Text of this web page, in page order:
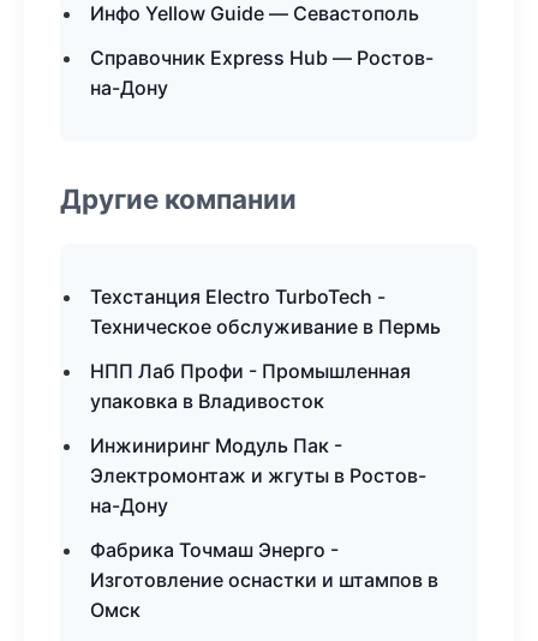
Инфо Yellow Guide — Севастополь
Справочник Express Hub — Ростов-
на-Дону
Другие компании
Техстанция Electro TurboTech -
Техническое обслуживание в Пермь
НПП Лаб Профи - Промышленная
упаковка в Владивосток
Инжиниринг Модуль Пак -
Электромонтаж и жгуты в Ростов-
на-Дону
Фабрика Точмаш Энерго -
Изготовление оснастки и штампов в
Омск